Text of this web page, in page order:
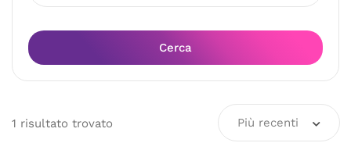
Cerca
1 risultato trovato Più recenti